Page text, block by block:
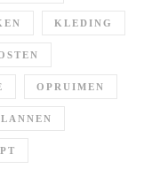
KLEDING
OPRUIMEN